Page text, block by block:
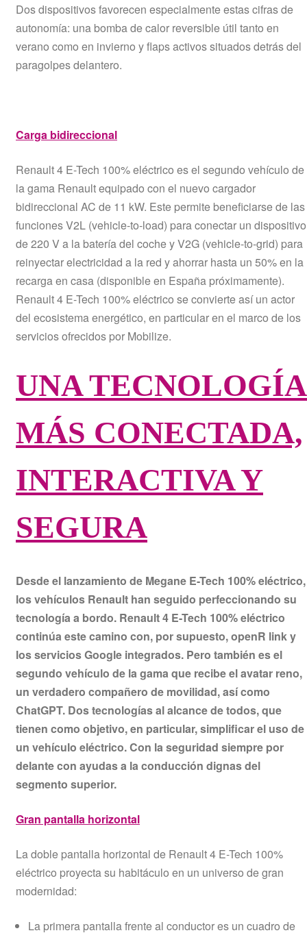
Dos dispositivos favorecen especialmente estas cifras de
autonomía: una bomba de calor reversible útil tanto en
verano como en invierno y flaps activos situados detrás del
paragolpes delantero.
Carga bidireccional
Renault 4 E-Tech 100% eléctrico es el segundo vehículo de
la gama Renault equipado con el nuevo cargador
bidireccional AC de 11 kW. Este permite beneficiarse de las
funciones V2L (vehicle-to-load) para conectar un dispositivo
de 220 V a la batería del coche y V2G (vehicle-to-grid) para
reinyectar electricidad a la red y ahorrar hasta un 50% en la
recarga en casa (disponible en España próximamente).
Renault 4 E-Tech 100% eléctrico se convierte así un actor
del ecosistema energético, en particular en el marco de los
servicios ofrecidos por Mobilize.
UNA TECNOLOGÍA
MÁS CONECTADA,
INTERACTIVA Y
SEGURA
Desde el lanzamiento de Megane E-Tech 100% eléctrico,
los vehículos Renault han seguido perfeccionando su
tecnología a bordo. Renault 4 E-Tech 100% eléctrico
continúa este camino con, por supuesto, openR link y
los servicios Google integrados. Pero también es el
segundo vehículo de la gama que recibe el avatar reno,
un verdadero compañero de movilidad, así como
ChatGPT. Dos tecnologías al alcance de todos, que
tienen como objetivo, en particular, simplificar el uso de
un vehículo eléctrico. Con la seguridad siempre por
delante con ayudas a la conducción dignas del
segmento superior.
Gran pantalla horizontal
La doble pantalla horizontal de Renault 4 E-Tech 100%
eléctrico proyecta su habitáculo en un universo de gran
modernidad:
La primera pantalla frente al conductor es un cuadro de